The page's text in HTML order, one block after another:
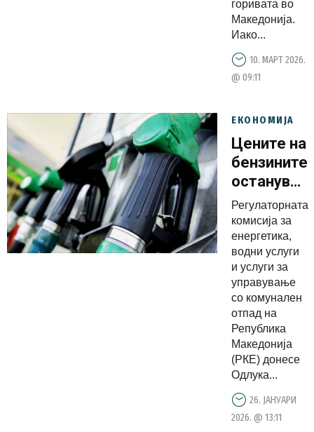
горивата во
Македонија.
Иако...
10. МАРТ 2026.
@ 09:11
ЕКОНОМИЈА
Цените на
бензините
исти,
дизелот
поскапува
за еден
денар
Регулаторната
комисија за
енергетика,
водни услуги
и услуги за
управување
со комунален
отпад на
Република
Македонија
(РКЕ) донесе
Одлука...
26. ЈАНУАРИ
2026. @ 13:11